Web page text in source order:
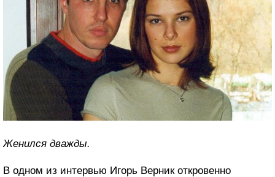
Женился дважды.
В одном из интервью Игорь Верник откровенно